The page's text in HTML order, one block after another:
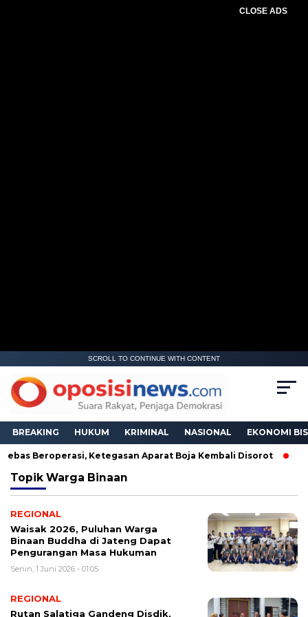
CLOSE ADS
SCROLL TO CONTINUE WITH CONTENT
BREAKING HUKUM KRIMINAL NASIONAL EKONOMI
Beroperasi, Ketegasan Aparat Boja Kembali Disorot
Topik Warga Binaan
REGIONAL
Waisak 2026, Puluhan Warga
Binaan Buddha di Jateng Dapat
Pengurangan Masa Hukuman
Senin, 1 Juni 2026 - 01:05
REGIONAL
Rutan Salatiga Gandeng Disdik,